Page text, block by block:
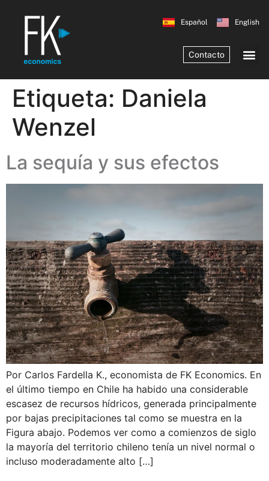
Español English
Contacto
Etiqueta: Daniela
Wenzel
La sequía y sus efectos
Por Carlos Fardella K., economista de FK Economics. En
el último tiempo en Chile ha habido una considerable
escasez de recursos hídricos, generada principalmente
por bajas precipitaciones tal como se muestra en la
Figura abajo. Podemos ver como a comienzos de siglo
la mayoría del territorio chileno tenía un nivel normal o
incluso moderadamente alto […]